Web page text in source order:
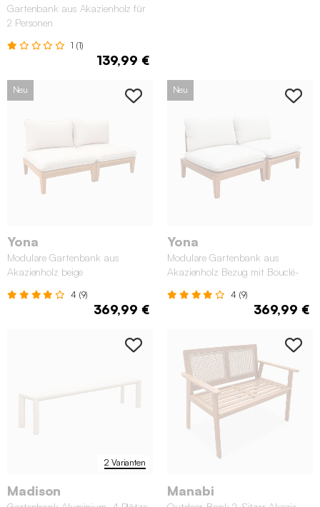
Gartenbank aus Akazienholz für
2 Personen
1 (1)
139,99 €
Neu
Yona
Modulare Gartenbank aus
Akazienholz beige
4 (9)
369,99 €
Neu
Yona
Modulare Gartenbank aus
Akazienholz Bezug mit Bouclé-
4 (9)
369,99 €
2 Varianten
Madison Manabi